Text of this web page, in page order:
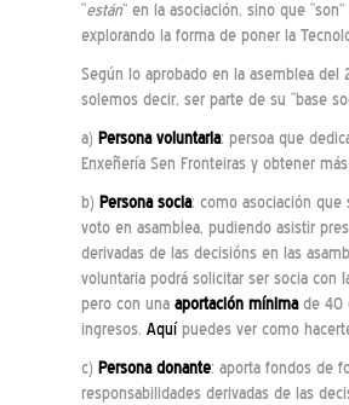
“están” en la asociación, sino que
explorando la forma de poner la
Según lo aprobado en la asemblea del
solemos decir, ser parte de su “base
a) Persona voluntaria: persoa que
Enxeñería Sen Fronteiras y obtener
b) Persona socia: como asociación que
voto en asamblea, pudiendo asistir
derivadas de las decisións en las
voluntaria podrá solicitar ser socia con
pero con una aportación mínimade 40
ingresos. Aquí puedes ver como
c) Persona donante: aporta fondos de
responsabilidades derivadas de las